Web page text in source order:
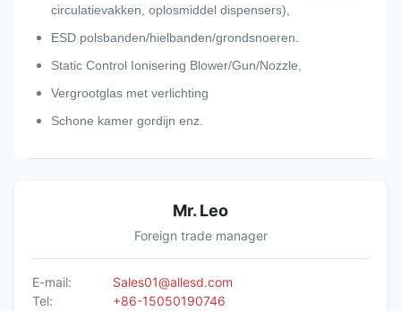
circulatievakken, oplosmiddel dispensers),
ESD polsbanden/hielbanden/grondsnoeren.
Static Control Ionisering Blower/Gun/Nozzle,
Vergrootglas met verlichting
Schone kamer gordijn enz.
Mr. Leo
Foreign trade manager
E-mail:
Sales01@allesd.com
Tel:
+86-15050190746